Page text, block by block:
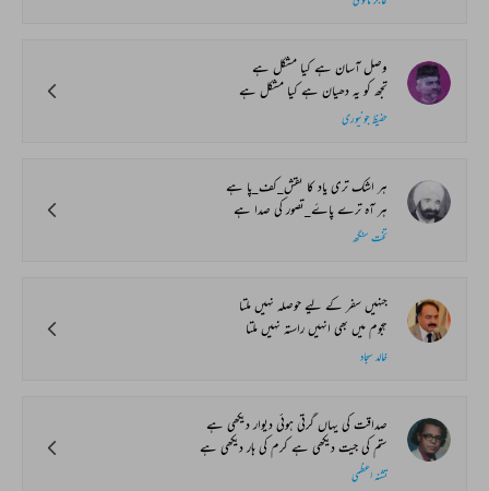
وصل آسان ہے کیا مشکل ہے
تجھ کو یہ دھیان ہے کیا مشکل ہے
حفیظ جونپوری
ہر اشک تری یاد کا نقش_کف_پا ہے
ہر آہ ترے پاۓ_تصور کی صدا ہے
تخت سنگھ
جنہیں سفر کے لیے حوصلہ نہیں ملتا
ہجوم میں بھی انہیں راستہ نہیں ملتا
خالد سجاد
صداقت کی یہاں گرتی ہوئی دیوار دیکھی ہے
ستم کی جیت دیکھی ہے کرم کی ہار دیکھی ہے
تشنہ اعظمی